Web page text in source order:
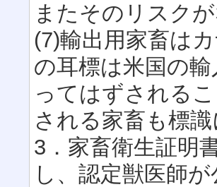
またそのリスク
(7)輸出用家畜は
の耳標は米国の
ってはずされる
される家畜も標
3．家畜衛生証明
し、認定獣医師